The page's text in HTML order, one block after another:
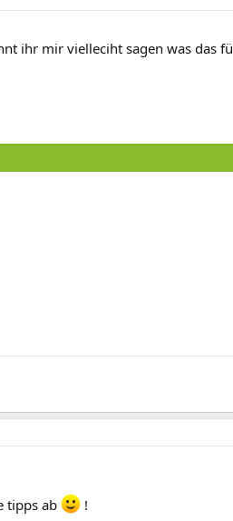
ihr mir vielleciht sagen was das
tipps ab !